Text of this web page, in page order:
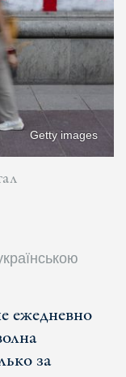
Getty images
ежедневно
за